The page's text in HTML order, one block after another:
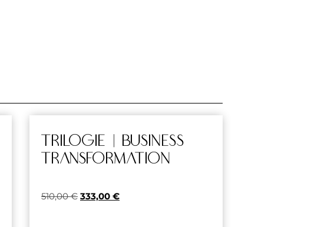
Trilogie | Business
Transformation
510,00€ 333,00 €